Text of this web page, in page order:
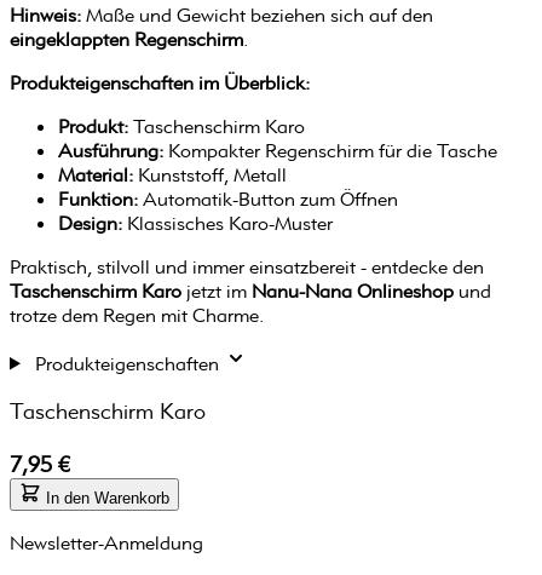
Hinweis: Maße und Gewicht beziehen sich auf den
eingeklappten Regenschirm
Produkteigenschaften im Überblick:
Produkt: Taschenschirm Karo
Ausführung: Kompakter Regenschirm für die Tasche
Material: Kunststoff, Metall
Funktion: Automatik-Button zum Öffnen
Design: Klassisches Karo-Muster
Praktisch, stilvoll und immer einsatzbereit - entdecke den
Taschenschirm Karo jetzt im Nanu-Nana Onlineshop und
trotze dem Regen mit Charme.
Produkteigenschaften
Taschenschirm Karo
7,95 €
In den Warenkorb
Newsletter-Anmeldung